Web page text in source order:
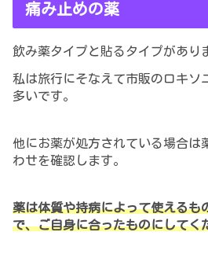
痛み止めの薬
飲み薬タイプと貼るタイプがあり
私は旅行にそなえて市販のロキソ
多いです。
他にお薬が処方されている場合は
わせを確認します。
薬は体質や持病によって使えるも
で、ご自身に合ったものにしてく